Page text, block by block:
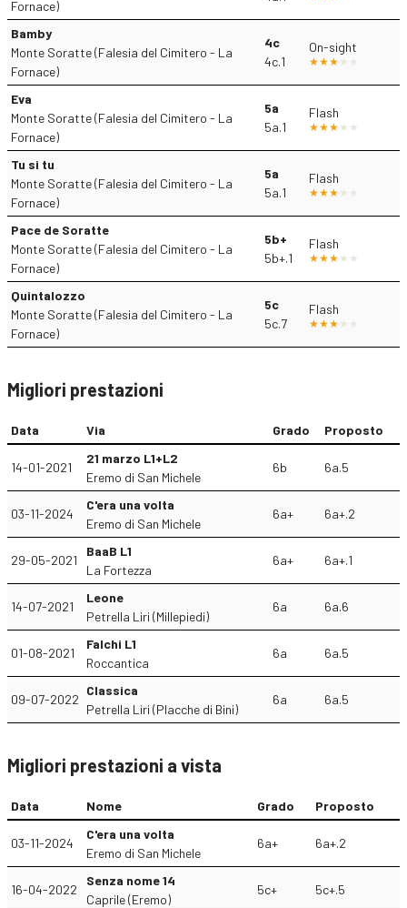
Fornace)
Bamby
Monte Soratte (Falesia del Cimitero - La
Fornace)
4c
4c.1
On-sight
Eva
Monte Soratte (Falesia del Cimitero - La
Fornace)
5a
5a.1
Flash
Tu si tu
Monte Soratte (Falesia del Cimitero - La
Fornace)
5a
5a.1
Flash
Pace de Soratte
Monte Soratte (Falesia del Cimitero - La
Fornace)
5b+
5b+.1
Flash
Quintalozzo
Monte Soratte (Falesia del Cimitero - La
Fornace)
5c
5c.7
Flash
Migliori prestazioni
Data Via Grado Proposto
14-01-2021
21 marzo L1+L2
Eremo di San Michele
6b 6a.5
03-11-2024
C'era una volta
Eremo di San Michele
6a+ 6a+.2
29-05-2021
BaaB L1
La Fortezza
6a+ 6a+.1
14-07-2021
Leone
Petrella Liri (Millepiedi)
6a 6a.6
01-08-2021
Falchi L1
Roccantica
6a 6a.5
09-07-2022
Classica
Petrella Liri (Placche di Bini)
6a 6a.5
Migliori prestazioni a vista
Data Nome Grado Proposto
03-11-2024
C'era una volta
Eremo di San Michele
6a+ 6a+.2
16-04-2022
Senza nome 14
Caprile (Eremo)
5c+ 5c+.5